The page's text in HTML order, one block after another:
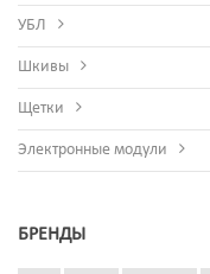
УБЛ
Шкивы
Щетки
Электронные модули
БРЕНДЫ